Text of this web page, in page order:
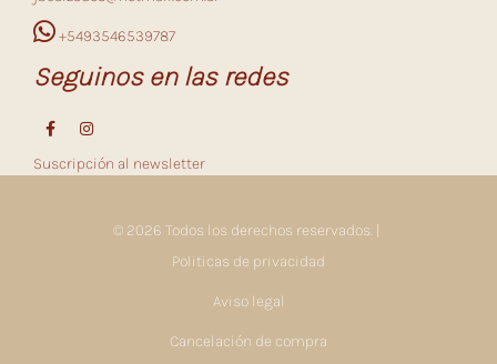
+5493546539787
Seguinos en las redes
Suscripción al newsletter
© 2026 Todos los derechos reservados. |
Politicas de privacidad
Aviso legal
Cancelación de compra